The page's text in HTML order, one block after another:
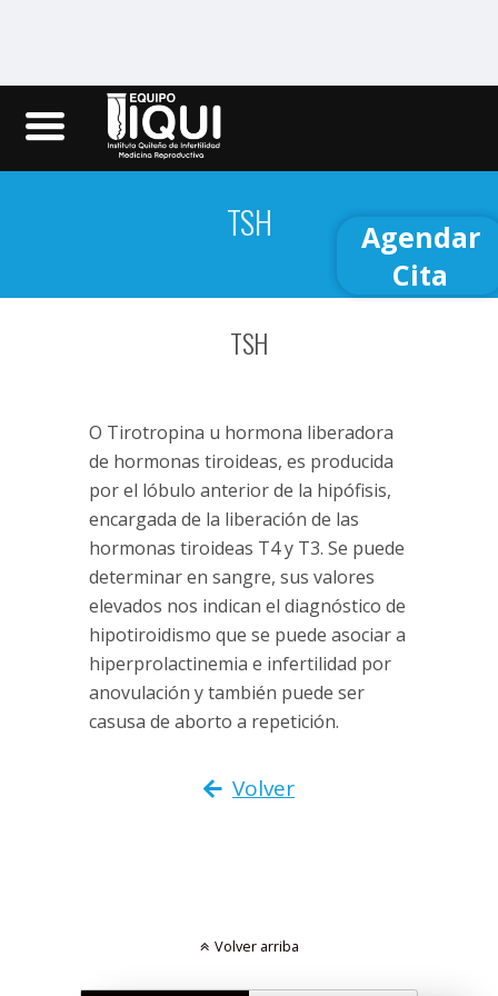
Iqui.ec
TSH
TSH
O Tirotropina u hormona liberadora
de hormonas tiroideas, es producida
por el lóbulo anterior de la hipófisis,
encargada de la liberación de las
hormonas tiroideas T4 y T3. Se puede
determinar en sangre, sus valores
elevados nos indican el diagnóstico de
hipotiroidismo que se puede asociar a
hiperprolactinemia e infertilidad por
anovulación y también puede ser
casusa de aborto a repetición.
Volver
Volver arriba
Agendar
Cita